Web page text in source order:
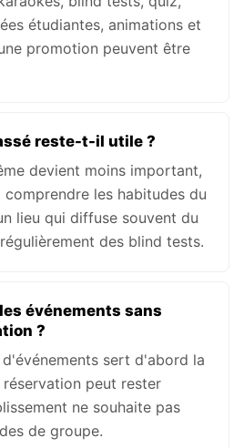
étudiantes, animations et
promotion peuvent être
reste-t-il utile ?
devient moins important,
les habitudes du
lieu qui diffuse souvent du
des blind tests.
événements sans
?
sert d'abord la
peut rester
ne souhaite pas
de groupe.